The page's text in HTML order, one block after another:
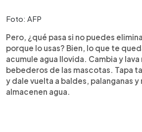
Foto: AFP
Pero, ¿qué pasa si no puedes
porque lo usas? Bien, lo que te
acumule agua llovida. Cambia y lava
bebederos de las mascotas. Tapa
y dale vuelta a baldes, palanganas
almacenen agua.